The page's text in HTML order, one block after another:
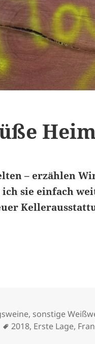
– erzählen
ich sie einfach
, sonstige
Schlagwörter
2018, Erste Lage,
süße Heimat!